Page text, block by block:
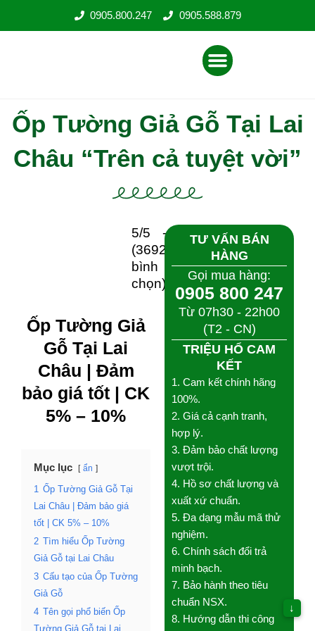
0905.800.247 0905.588.879
Menu
Ốp Tường Giả Gỗ Tại Lai
Châu “Trên cả tuyệt vời”
5/5 -
(3692
bình
chọn)
Ốp Tường Giả
Gỗ Tại Lai
Châu | Đảm
bảo giá tốt|
CK 5% – 10%
Mục lục ẩn
1 Ốp Tường Giả Gỗ Tại
Lai Châu | Đảm bảo giá
tốt | CK 5% – 10%
2 Tìm hiểu Ốp Tường
Giả Gỗ tại Lai Châu
3 Cấu tạo của Ốp
Tường Giả Gỗ
4 Tên gọi phổ biến Ốp
TƯ VẤN BÁN HÀNG
Gọi mua hàng:
0905 800 247
Từ 07h30 - 22h00
(T2 - CN)
TRIỆU HỔ CAM KẾT
1. Cam kết chính hãng
2. Giá cả cạnh tranh, hợp
lý.
3. Đảm bảo chất lượng
vượt trội.
4. Hồ sơ chất lượng và
xuất xứ chuẩn.
5. Đa dạng mẫu mã thử
nghiệm.
6. Chính sách đổi trả
minh bạch.
7. Bảo hành theo tiêu
chuẩn NSX.
8. Hướng dẫn thi công
tận tình.
9. Chăm sóc nhiệt tình
↓